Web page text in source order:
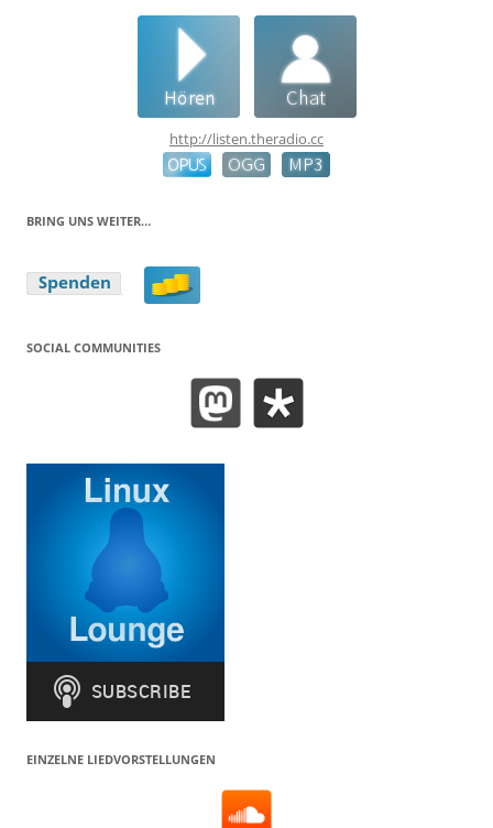
http://listen.theradio.cc
BRING UNS WEITER…
SOCIAL COMMUNITIES
EINZELNE LIEDVORSTELLUNGEN